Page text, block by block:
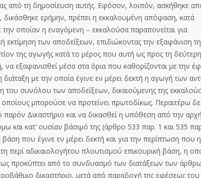
από τη δημοσίευση αυτής. Εφόσον, λοιπόν, ασκήθηκε
δικάσθηκε ερήμην, πρέπει η εκκαλουμένη απόφαση, κατά
οποίαν η εναγόμενη – εκκαλούσα παραπονείται για
εκτίμηση των αποδείξεων, επιδιώκοντας την εξαφάνιση
της αγωγής κατά το μέρος που αυτή ως προς τη δεύτερη
να εξαφανισθεί μέσα στα όρια που καθορίζονται με την
με την οποία έγινε εν μέρει δεκτή η αγωγή των
του συνόλου των αποδείξεων, δικαιούμενης της
μπορούσε να προτείνει πρωτοδίκως. Περαιτέρω δε
Δικαστήριο και να δικασθεί η υπόθεση από την
και κατ’ ουσίαν βάσιμό της (άρθρο 533 παρ. 1 και 535
που έγινε εν μέρει δεκτή και για την περίπτωση που η
περί αδικαιολογήτου πλουτισμού επικουρική βάση, η
προκύπτει από το συνδυασμό των διατάξεων των
δικαστήριο, μετά από παραδοχή της εφέσεως του